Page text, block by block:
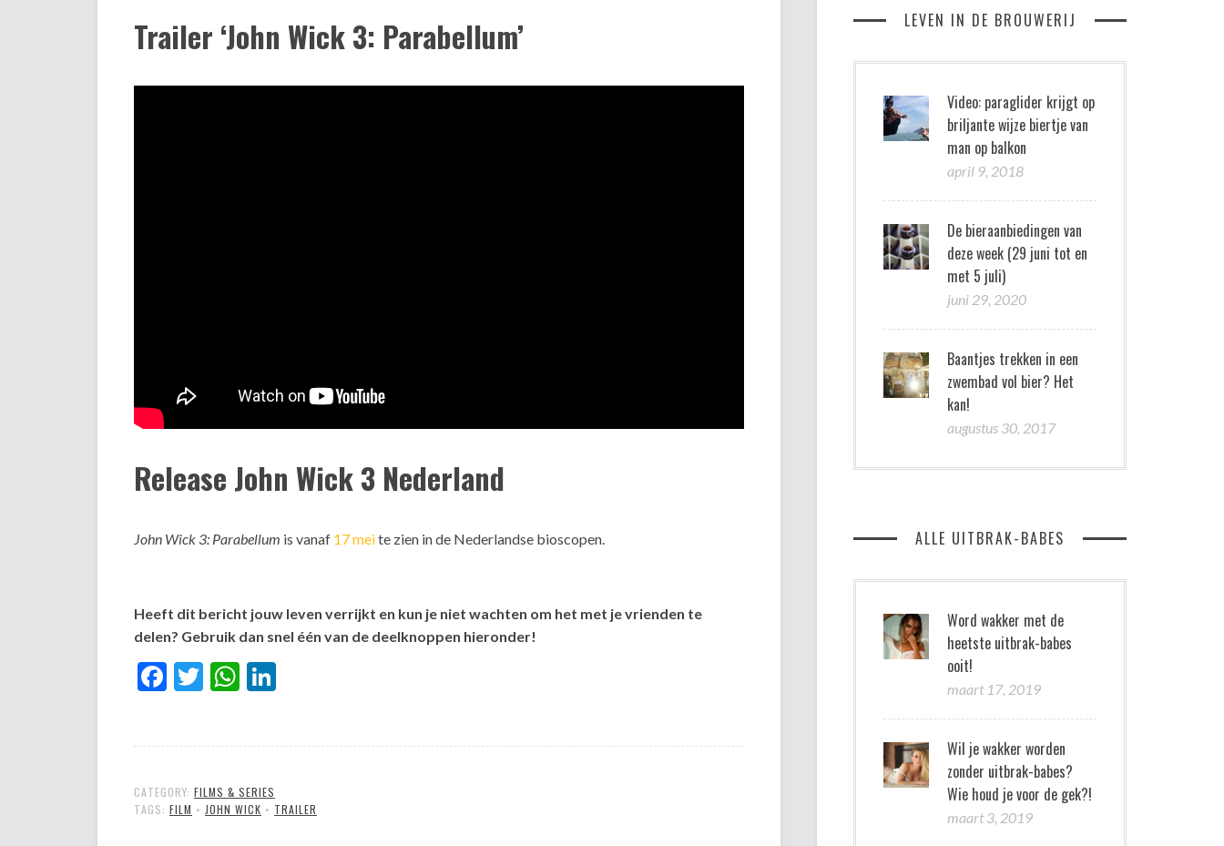
Trailer ‘John Wick 3: Parabellum’
Release John Wick 3 Nederland
John Wick 3: Parabellum is vanaf 17 meite zien in de Nederlandse bioscopen.
Heeft dit bericht jouw leven verrijkt en kun je niet wachten om het met je vrienden te
delen? Gebruik dan snel één van de deelknoppen hieronder!
Facebook
TwitterWhatsApp
CATEGORY: FILMS & SERIES
TAGS: FILM • JOHN WICK • TRAILER
LEVEN IN DE BROUWERIJ
Video: paraglider krijgt op
briljante wijze biertje van
man op balkon
april 9, 2018
De bieraanbiedingen van
deze week (29 juni tot en
met 5 juli)
juni 29, 2020
Baantjes trekken in een
zwembad vol bier? Het
kan!
augustus 30, 2017
ALLE UITBRAK-BABES
Word wakker met de
heetste uitbrak-babes
ooit!
maart 17, 2019
Wil je wakker worden
zonder uitbrak-babes?
Wie houd je voor de gek?!
maart 3, 2019